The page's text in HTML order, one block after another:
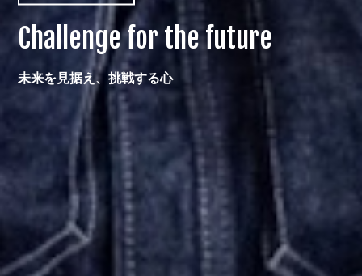
Challenge for the future
未来を見据え、挑戦する心